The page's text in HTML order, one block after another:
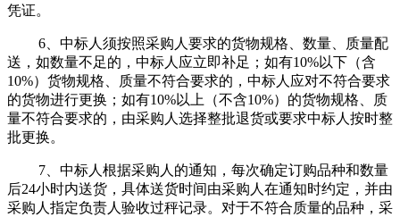
凭证。
6、中标人须按照采购人要求的货物规格、数量、质量配
送，如数量不足的，中标人应立即补足；如有10%以下（含
10%）货物规格、质量不符合要求的，中标人应对不符合要求
的货物进行更换；如有10%以上（不含10%）的货物规格、质
量不符合要求的，由采购人选择整批退货或要求中标人按时整
批更换。
7、中标人根据采购人的通知，每次确定订购品种和数量
后24小时内送货，具体送货时间由采购人在通知时约定，并由
采购人指定负责人验收过秤记录。对于不符合质量的品种，采